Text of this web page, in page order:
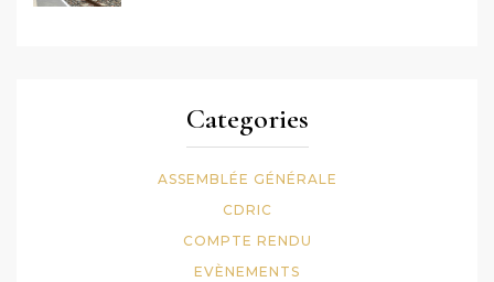
Categories
ASSEMBLÉE GÉNÉRALE
CDRIC
COMPTE RENDU
EVÈNEMENTS